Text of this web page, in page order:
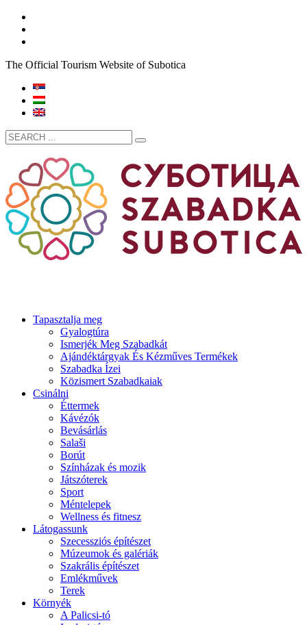
The Official Tourism Website of Subotica
Tapasztalja meg
Gyalogtúra
Ismerjék Meg Szabadkát
Ajándéktárgyak És Kézműves Termékek
Szabadka Ízei
Közismert Szabadkaiak
Csinálni
Éttermek
Kávézók
Bevásárlás
Salaši
Borút
Színházak és mozik
Játszóterek
Sport
Méntelepek
Wellness és fitnesz
Látogassunk
Szecessziós építészet
Múzeumok és galériák
Szakrális építészet
Emlékművek
Terek
Környék
A Palicsi-tó